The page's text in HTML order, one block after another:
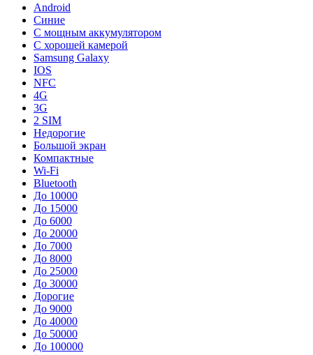
Android
Синие
С мощным аккумулятором
С хорошей камерой
Samsung Galaxy
IOS
NFC
4G
3G
2 SIM
Недорогие
Большой экран
Компактные
Wi-Fi
Bluetooth
До 10000
До 15000
До 6000
До 20000
До 7000
До 8000
До 25000
До 30000
Дорогие
До 9000
До 40000
До 50000
До 100000